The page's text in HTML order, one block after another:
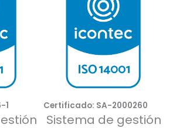
1 Certificado: SA-2000260
Sistema de gestión